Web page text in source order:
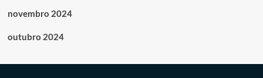
novembro 2024
outubro 2024